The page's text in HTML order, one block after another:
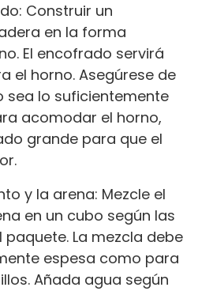
Construir un
en la forma
El encofrado servirá
el horno. Asegúrese de
sea lo suficientemente
acomodar el horno,
grande para que el
y la arena: Mezcle el
en un cubo según las
La mezcla debe
espesa como para
Añada agua según